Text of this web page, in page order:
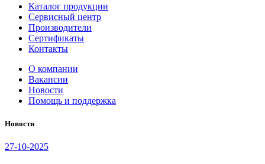
Каталог продукции
Сервисный центр
Производители
Сертификаты
Контакты
О компании
Вакансии
Новости
Помощь и поддержка
Новости
27-10-2025